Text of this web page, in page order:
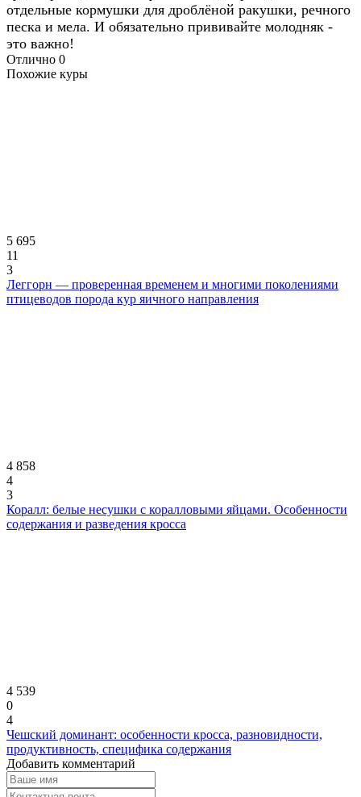
отдельные кормушки для дроблёной ракушки, речного
песка и мела. И обязательно прививайте молодняк -
это важно!
Отлично 0
Похожие куры
5 695
11
3
Леггорн — проверенная временем и многими поколениями
птицеводов порода кур яичного направления
4 858
4
3
Коралл: белые несушки с коралловыми яйцами. Особенности
содержания и разведения кросса
4 539
0
4
Чешский доминант: особенности кросса, разновидности,
продуктивность, специфика содержания
Добавить комментарий